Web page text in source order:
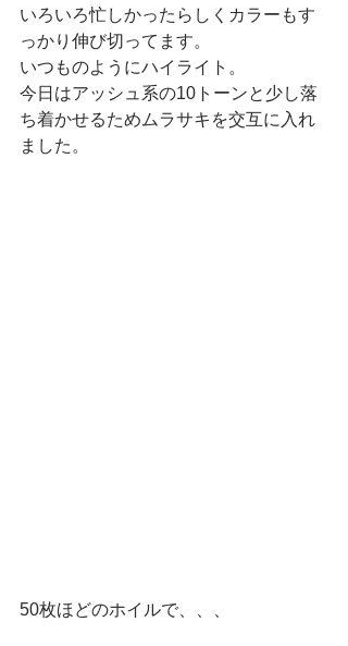
いろいろ忙しかったらしくカラーもす
っかり伸び切ってます。
いつものようにハイライト。
今日はアッシュ系の10トーンと少し落
ち着かせるためムラサキを交互に入れ
ました。
50枚ほどのホイルで、、、